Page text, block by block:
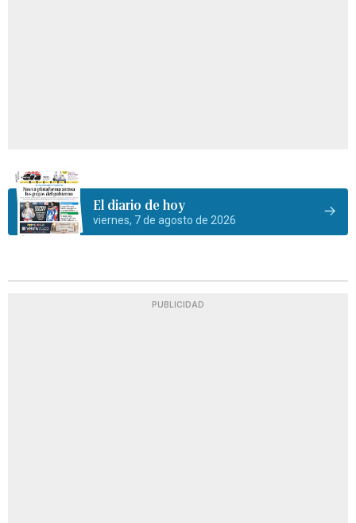
El diario de hoy
viernes, 7 de agosto de 2026
PUBLICIDAD